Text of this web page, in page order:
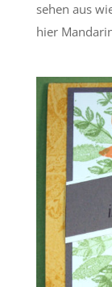
sehen aus
hier